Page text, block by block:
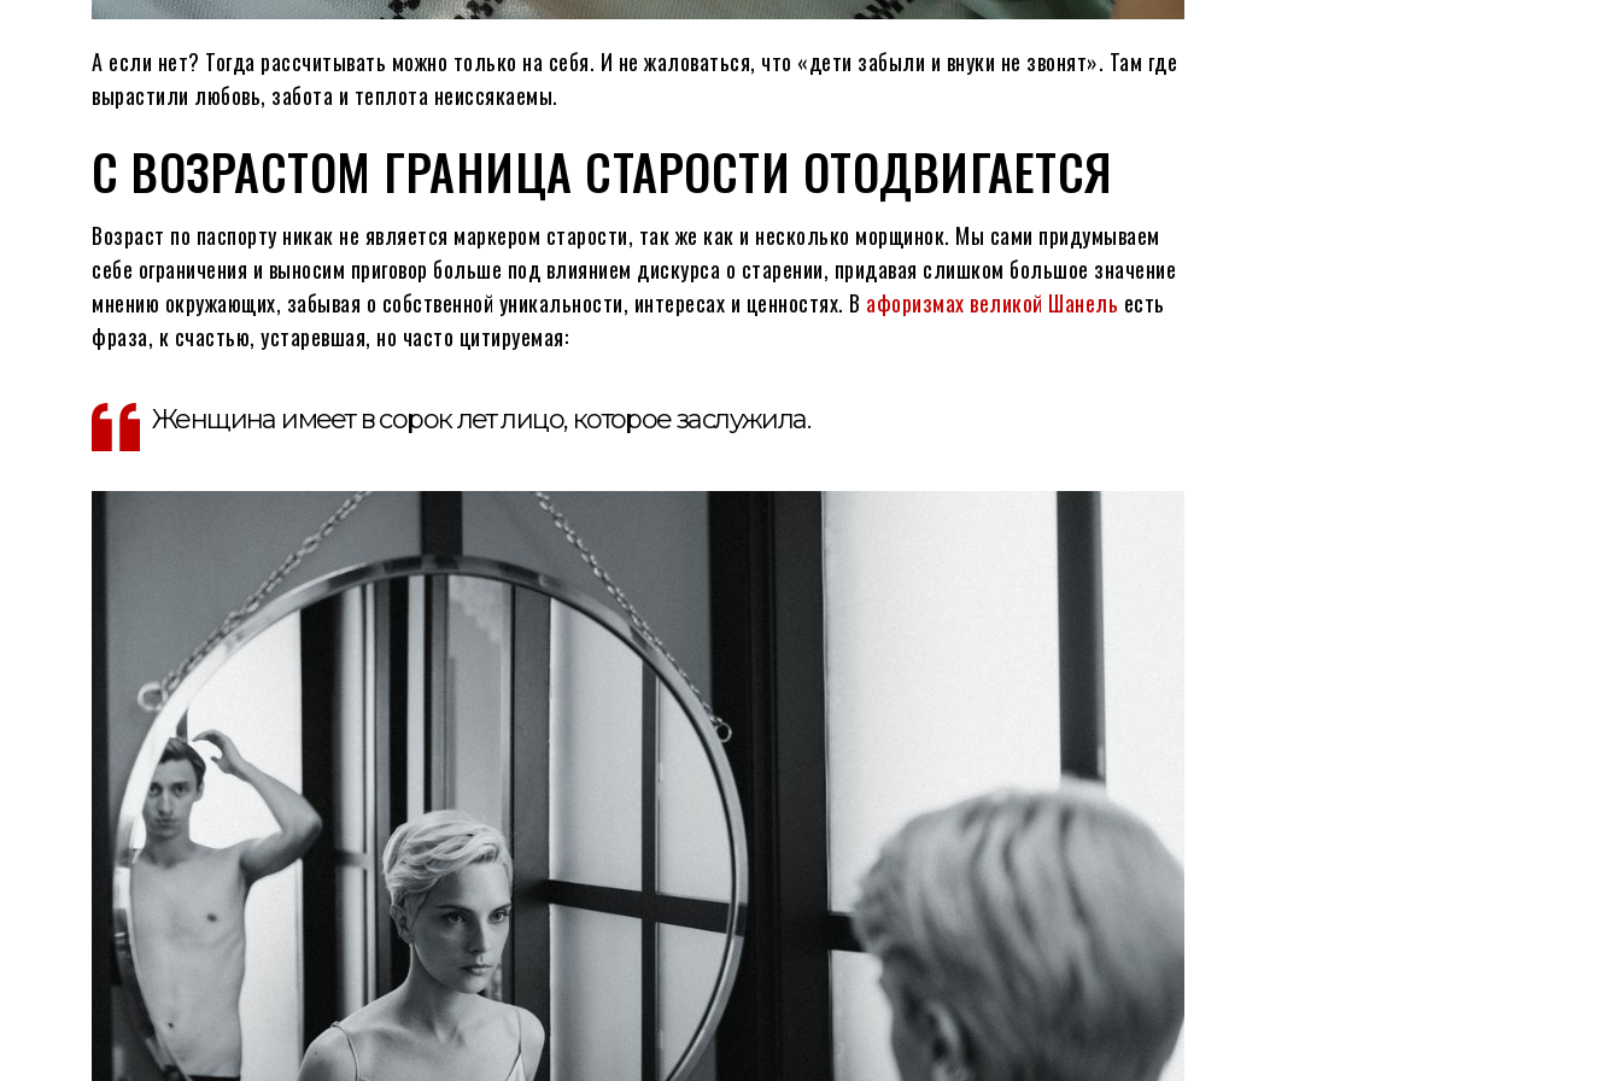
А если нет? Тогда рассчитывать можно только на себя. И не жаловаться, что «дети забыли и внуки не звонят». Там где
вырастили любовь, забота и теплота неиссякаемы.
С ВОЗРАСТОМ ГРАНИЦА СТАРОСТИ ОТОДВИГАЕТСЯ
Возраст по паспорту никак не является маркером старости, так же как и несколько морщинок. Мы сами придумываем
себе ограничения и выносим приговор больше под влиянием дискурса о старении, придавая слишком большое значение
мнению окружающих, забывая о собственной уникальности, интересах и ценностях. В афоризмах великой Шанель есть
фраза, к счастью, устаревшая, но часто цитируемая:
Женщина имеет в сорок лет лицо, которое заслужила.